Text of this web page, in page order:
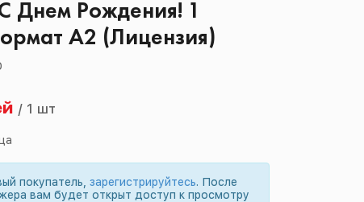
Днем Рождения! 1
А2 (Лицензия)
/ 1 шт
покупатель,зарегистрируйтесь. После
вам будет открыт доступ к просмотру